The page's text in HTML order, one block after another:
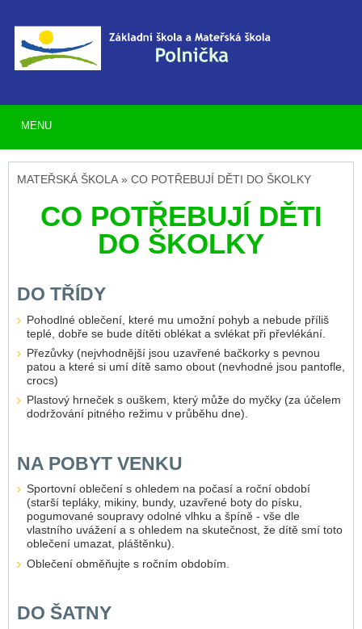
MATEŘSKÁ ŠKOLA » CO POTŘEBUJÍ DĚTI DO ŠKOLKY
CO POTŘEBUJÍ DĚTI
DO ŠKOLKY
DO TŘÍDY
Pohodlné oblečení, které mu umožní pohyb a nebude příliš
teplé, dobře se bude dítěti oblékat a svlékat při převlékání.
Přezůvky (nejvhodnější jsou uzavřené bačkorky s pevnou
patou a které si umí dítě samo obout (nevhodné jsou pantofle,
crocs)
Plastový hrneček s ouškem, který může do myčky (za účelem
dodržování pitného režimu v průběhu dne).
NA POBYT VENKU
Sportovní oblečení s ohledem na počasí a roční období
(starší tepláky, mikiny, bundy, uzavřené boty do písku,
pogumované soupravy odolné vlhku a špíně - vše dle
vlastního uvážení a s ohledem na skutečnost, že dítě smí toto
oblečení umazat, pláštěnku).
Oblečení obměňujte s ročním obdobím.
DO ŠATNY
MENU